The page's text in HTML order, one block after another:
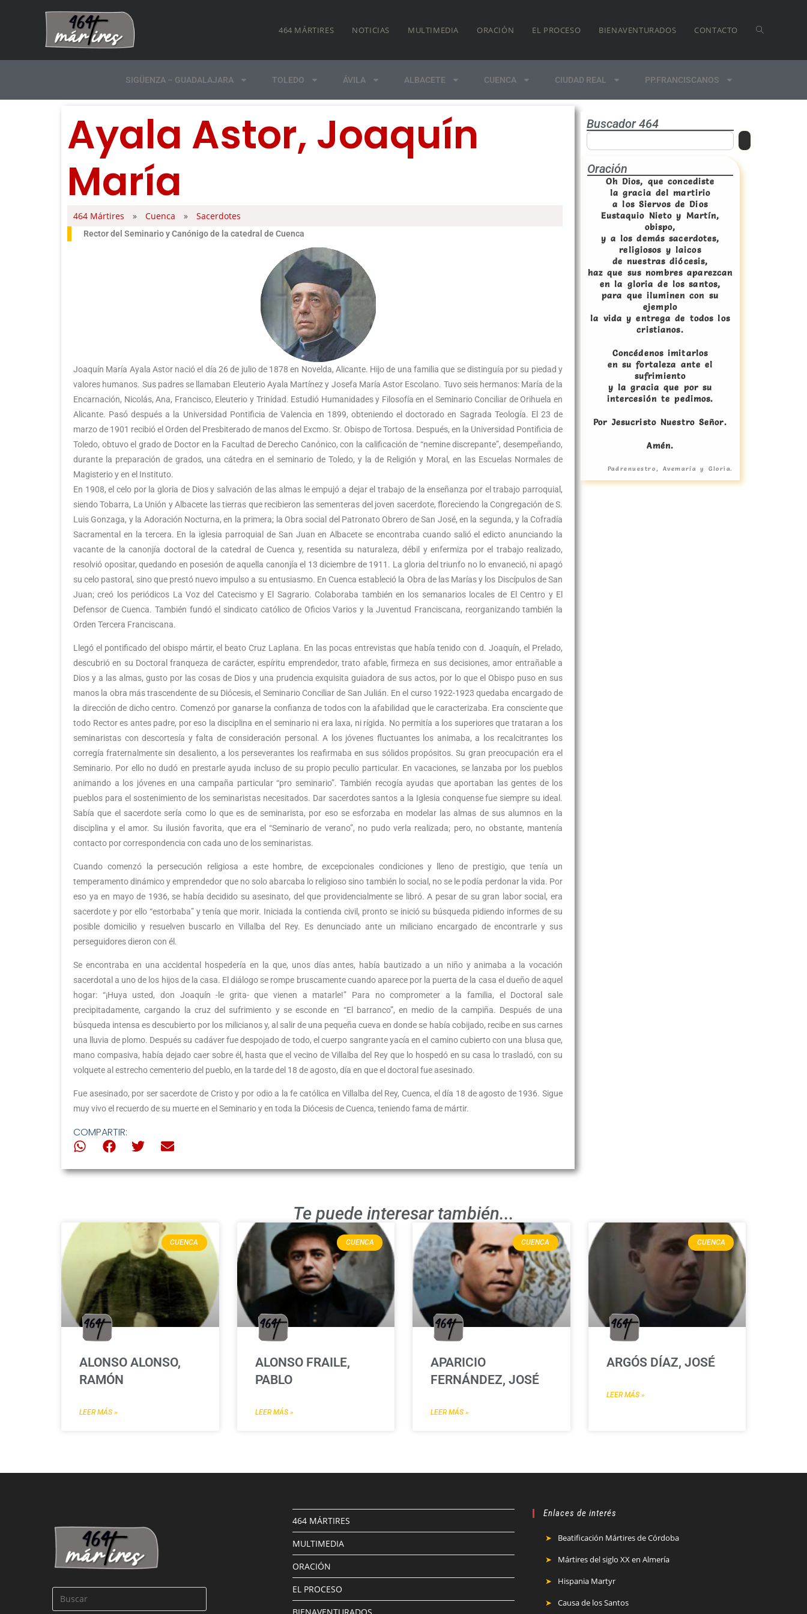
464 MÁRTIRES NOTICIAS MULTIMEDIA ORACIÓN EL PROCESO BIENAVENTURADOS CONTACTO
SIGÜENZA – GUADALAJARA TOLEDO ÁVILA ALBACETE CUENCA CIUDAD REAL PP.FRANCISCANOS
Ayala Astor, Joaquín
María
464 Mártires » Cuenca » Sacerdotes
Rector del Seminario y Canónigo de la catedral de Cuenca
Joaquín María Ayala Astor nació el día 26 de julio de 1878 en Novelda, Alicante. Hijo de una familia que se distinguía por su piedad y
valores humanos. Sus padres se llamaban Eleuterio Ayala Martínez y Josefa María Astor Escolano. Tuvo seis hermanos: María de la
Encarnación, Nicolás, Ana, Francisco, Eleuterio y Trinidad. Estudió Humanidades y Filosofía en el Seminario Conciliar de Orihuela en
Alicante. Pasó después a la Universidad Pontificia de Valencia en 1899, obteniendo el doctorado en Sagrada Teología. El 23 de
marzo de 1901 recibió el Orden del Presbiterado de manos del Excmo. Sr. Obispo de Tortosa. Después, en la Universidad Pontificia de
Toledo, obtuvo el grado de Doctor en la Facultad de Derecho Canónico, con la calificación de “nemine discrepante”, desempeñando,
durante la preparación de grados, una cátedra en el seminario de Toledo, y la de Religión y Moral, en las Escuelas Normales de
Magisterio y en el Instituto.
En 1908, el celo por la gloria de Dios y salvación de las almas le empujó a dejar el trabajo de la enseñanza por el trabajo parroquial,
siendo Tobarra, La Unión y Albacete las tierras que recibieron las sementeras del joven sacerdote, floreciendo la Congregación de S.
Luis Gonzaga, y la Adoración Nocturna, en la primera; la Obra social del Patronato Obrero de San José, en la segunda, y la Cofradía
Sacramental en la tercera. En la iglesia parroquial de San Juan en Albacete se encontraba cuando salió el edicto anunciando la
vacante de la canonjía doctoral de la catedral de Cuenca y, resentida su naturaleza, débil y enfermiza por el trabajo realizado,
resolvió opositar, quedando en posesión de aquella canonjía el 13 diciembre de 1911. La gloria del triunfo no lo envaneció, ni apagó
su celo pastoral, sino que prestó nuevo impulso a su entusiasmo. En Cuenca estableció la Obra de las Marías y los Discípulos de San
Juan; creó los periódicos La Voz del Catecismo y El Sagrario. Colaboraba también en los semanarios locales de El Centro y El
Defensor de Cuenca. También fundó el sindicato católico de Oficios Varios y la Juventud Franciscana, reorganizando también la
Orden Tercera Franciscana.
Llegó el pontificado del obispo mártir, el beato Cruz Laplana. En las pocas entrevistas que había tenido con d. Joaquín, el Prelado,
descubrió en su Doctoral franqueza de carácter, espíritu emprendedor, trato afable, firmeza en sus decisiones, amor entrañable a
Dios y a las almas, gusto por las cosas de Dios y una prudencia exquisita guiadora de sus actos, por lo que el Obispo puso en sus
manos la obra más trascendente de su Diócesis, el Seminario Conciliar de San Julián. En el curso 1922-1923 quedaba encargado de
la dirección de dicho centro. Comenzó por ganarse la confianza de todos con la afabilidad que le caracterizaba. Era consciente que
todo Rector es antes padre, por eso la disciplina en el seminario ni era laxa, ni rígida. No permitía a los superiores que trataran a los
seminaristas con descortesía y falta de consideración personal. A los jóvenes fluctuantes los animaba, a los recalcitrantes los
corregía fraternalmente sin desaliento, a los perseverantes los reafirmaba en sus sólidos propósitos. Su gran preocupación era el
Seminario. Por ello no dudó en prestarle ayuda incluso de su propio peculio particular. En vacaciones, se lanzaba por los pueblos
animando a los jóvenes en una campaña particular “pro seminario”. También recogía ayudas que aportaban las gentes de los
pueblos para el sostenimiento de los seminaristas necesitados. Dar sacerdotes santos a la Iglesia conquense fue siempre su ideal.
Sabía que el sacerdote sería como lo que es de seminarista, por eso se esforzaba en modelar las almas de sus alumnos en la
disciplina y el amor. Su ilusión favorita, que era el “Seminario de verano”, no pudo verla realizada; pero, no obstante, mantenía
contacto por correspondencia con cada uno de los seminaristas.
Cuando comenzó la persecución religiosa a este hombre, de excepcionales condiciones y lleno de prestigio, que tenía un
temperamento dinámico y emprendedor que no solo abarcaba lo religioso sino también lo social, no se le podía perdonar la vida. Por
eso ya en mayo de 1936, se había decidido su asesinato, del que providencialmente se libró. A pesar de su gran labor social, era
sacerdote y por ello “estorbaba” y tenía que morir. Iniciada la contienda civil, pronto se inició su búsqueda pidiendo informes de su
posible domicilio y resuelven buscarlo en Villalba del Rey. Es denunciado ante un miliciano encargado de encontrarle y sus
perseguidores dieron con él.
Se encontraba en una accidental hospedería en la que, unos días antes, había bautizado a un niño y animaba a la vocación
sacerdotal a uno de los hijos de la casa. El diálogo se rompe bruscamente cuando aparece por la puerta de la casa el dueño de aquel
hogar: “¡Huya usted, don Joaquín -le grita- que vienen a matarle!” Para no comprometer a la familia, el Doctoral sale
precipitadamente, cargando la cruz del sufrimiento y se esconde en “El barranco”, en medio de la campiña. Después de una
búsqueda intensa es descubierto por los milicianos y, al salir de una pequeña cueva en donde se había cobijado, recibe en sus carnes
una lluvia de plomo. Después su cadáver fue despojado de todo, el cuerpo sangrante yacía en el camino cubierto con una blusa que,
mano compasiva, había dejado caer sobre él, hasta que el vecino de Villalba del Rey que lo hospedó en su casa lo trasladó, con su
volquete al estrecho cementerio del pueblo, en la tarde del 18 de agosto, día en que el doctoral fue asesinado.
Fue asesinado, por ser sacerdote de Cristo y por odio a la fe católica en Villalba del Rey, Cuenca, el día 18 de agosto de 1936. Sigue
muy vivo el recuerdo de su muerte en el Seminario y en toda la Diócesis de Cuenca, teniendo fama de mártir.
COMPARTIR:
Buscador 464
Oración
Oh Dios, que concediste
la gracia del martirio
a los Siervos de Dios
Eustaquio Nieto y Martín,
obispo,
y a los demás sacerdotes,
religiosos y laicos
de nuestras diócesis,
haz que sus nombres aparezcan
en la gloria de los santos,
para que iluminen con su
ejemplo
la vida y entrega de todos los
cristianos.
Concédenos imitarlos
en su fortaleza ante el
sufrimiento
y la gracia que por su
intercesión te pedimos.
Por Jesucristo Nuestro Señor.
Amén.
Padrenuestro, Avemaría y Gloria.
Te puede interesar también...
CUENCA
ALONSO ALONSO,
RAMÓN
LEER MÁS »
CUENCA
ALONSO FRAILE,
PABLO
LEER MÁS »
CUENCA
APARICIO
FERNÁNDEZ, JOSÉ
LEER MÁS »
CUENCA
ARGÓS DÍAZ, JOSÉ
LEER MÁS »
464 MÁRTIRES
MULTIMEDIA
ORACIÓN
EL PROCESO
BIENAVENTURADOS
Enlaces de interés
Beatificación Mártires de Córdoba
Mártires del siglo XX en Almería
Hispania Martyr
Causa de los Santos